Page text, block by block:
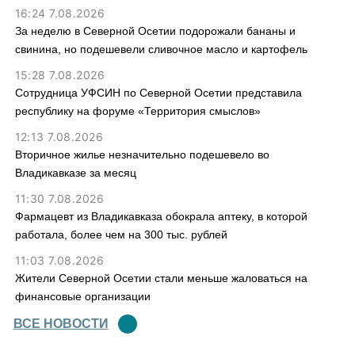
16:24 7.08.2026
За неделю в Северной Осетии подорожали бананы и
свинина, но подешевели сливочное масло и картофель
15:28 7.08.2026
Сотрудница УФСИН по Северной Осетии представила
республику на форуме «Территория смыслов»
12:13 7.08.2026
Вторичное жилье незначительно подешевело во
Владикавказе за месяц
11:30 7.08.2026
Фармацевт из Владикавказа обокрала аптеку, в которой
работала, более чем на 300 тыс. рублей
11:03 7.08.2026
Жители Северной Осетии стали меньше жаловаться на
финансовые организации
ВСЕ НОВОСТИ